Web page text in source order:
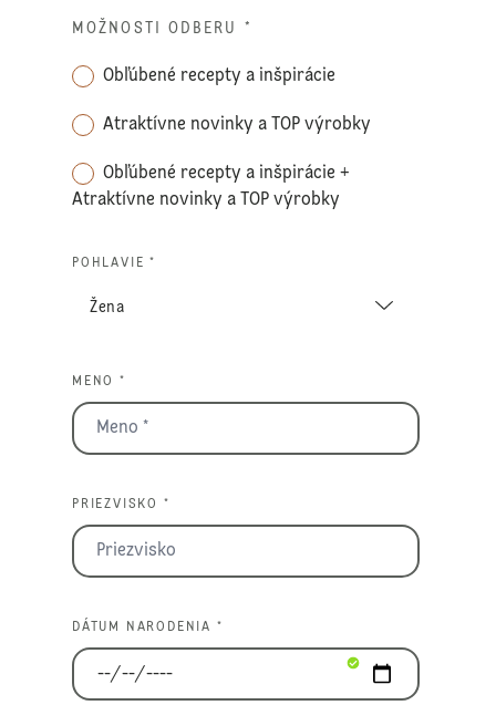
MOŽNOSTI ODBERU *
Obľúbené recepty a inšpirácie
Atraktívne novinky a TOP výrobky
Obľúbené recepty a inšpirácie +
Atraktívne novinky a TOP výrobky
POHLAVIE *
MENO *
PRIEZVISKO *
DÁTUM NARODENIA *